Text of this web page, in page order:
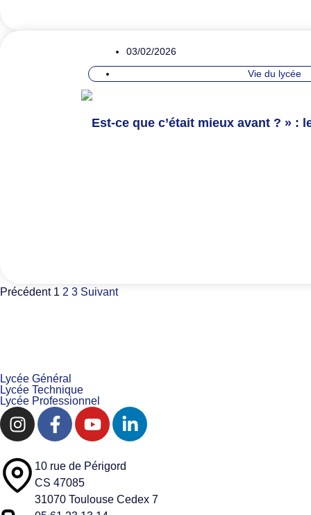
03/02/2026
Vie du lycée
Est-ce que c’était mieux avant ? » :
Précédent 1 2 3 Suivant
Lycée Général
Lycée Technique
Lycée Professionnel
10 rue de Périgord
CS 47085
31070 Toulouse Cedex 7